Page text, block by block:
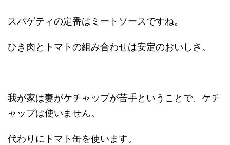
スパゲティの定番はミートソースですね。
ひき肉とトマトの組み合わせは安定のおいしさ。
我が家は妻がケチャップが苦手ということで、ケチ
ャップは使いません。
代わりにトマト缶を使います。